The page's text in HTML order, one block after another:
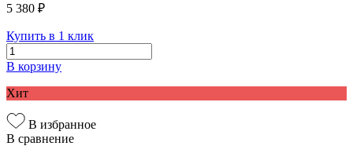
5 380 ₽
Купить в 1 клик
В корзину
Хит
В избранное
В сравнение